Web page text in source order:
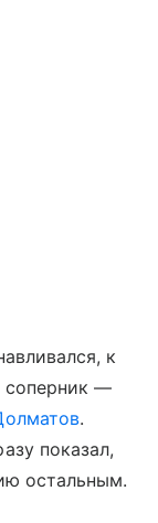
к
соперник —
.
показал,
остальным.